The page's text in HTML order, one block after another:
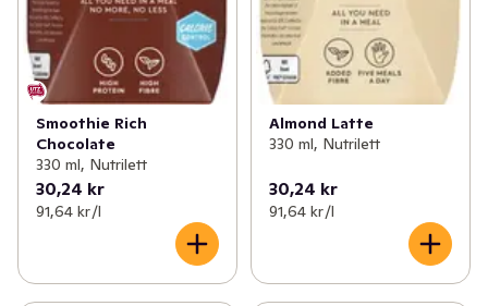
Smoothie Rich
Chocolate
330 ml, Nutrilett
30,24 kr
91,64 kr /l
Almond Latte
330 ml, Nutrilett
30,24 kr
91,64 kr /l